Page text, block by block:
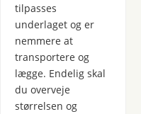
tilpasses
underlaget og er
nemmere at
transportere og
lægge. Endelig skal
du overveje
størrelsen og